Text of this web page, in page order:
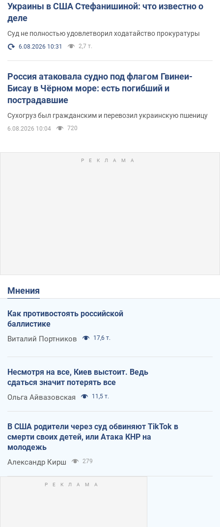
Украины в США Стефанишиной: что известно о
деле
Суд не полностью удовлетворил ходатайство прокуратуры
6.08.2026 10:31 2,7 т.
Россия атаковала судно под флагом Гвинеи-
Бисау в Чёрном море: есть погибший и
пострадавшие
Сухогруз был гражданским и перевозил украинскую пшеницу
6.08.2026 10:04 720
Мнения
Как противостоять российской
баллистике
Виталий Портников 17,6 т.
Несмотря на все, Киев выстоит. Ведь
сдаться значит потерять все
Ольга Айвазовская 11,5 т.
В США родители через суд обвиняют TikTok в
смерти своих детей, или Атака КНР на
молодежь
Александр Кирш 279